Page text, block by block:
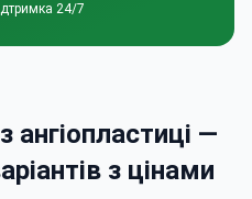
24/7
ангіопластиці —
з цінами